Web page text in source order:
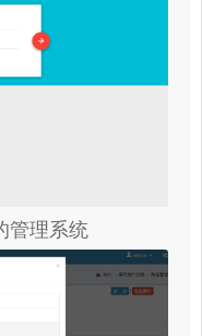
管理系统